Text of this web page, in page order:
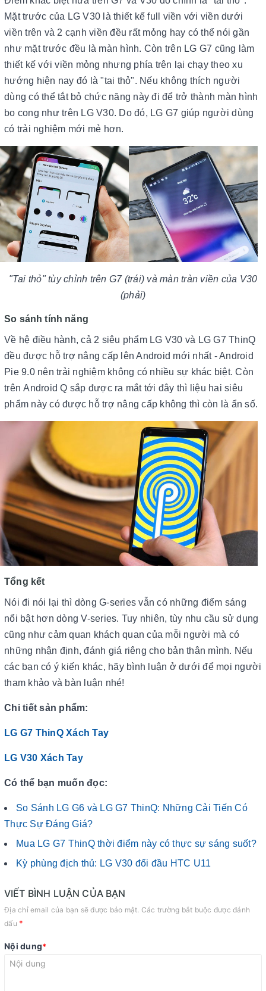
Mặt trước của LG V30 là thiết kế full viền với viền dưới
viền trên và 2 cạnh viền đều rất mỏng hay có thể nói gần
như mặt trước đều là màn hình. Còn trên LG G7 cũng làm
thiết kế với viền mỏng nhưng phía trên lại chạy theo xu
hướng hiện nay đó là "tai thỏ". Nếu không thích người
dùng có thể tắt bỏ chức năng này đi để trở thành màn hình
bo cong như trên LG V30. Do đó, LG G7 giúp người dùng
có trải nghiệm mới mẻ hơn.
"Tai thỏ" tùy chỉnh trên G7 (trái) và màn tràn viền của V30
(phải)
So sánh tính năng
Về hệ điều hành, cả 2 siêu phẩm LG V30 và LG G7 ThinQ
đều được hỗ trợ nâng cấp lên Android mới nhất - Android
Pie 9.0 nên trải nghiệm không có nhiều sự khác biệt. Còn
trên Android Q sắp được ra mắt tới đây thì liệu hai siêu
phẩm này có được hỗ trợ nâng cấp không thì còn là ẩn số.
Tổng kết
Nói đi nói lại thì dòng G-series vẫn có những điểm sáng
nổi bật hơn dòng V-series. Tuy nhiên, tùy nhu cầu sử dụng
cũng như cảm quan khách quan của mỗi người mà có
những nhận định, đánh giá riêng cho bản thân mình. Nếu
các bạn có ý kiến khác, hãy bình luận ở dưới để mọi người
tham khảo và bàn luận nhé!
Chi tiết sản phẩm:
LG G7 ThinQ Xách Tay
LG V30 Xách Tay
Có thể bạn muốn đọc:
So Sánh LG G6 và LG G7 ThinQ: Những Cải Tiến Có
Thực Sự Đáng Giá?
Mua LG G7 ThinQ thời điểm này có thực sự sáng suốt?
Kỳ phùng địch thủ: LG V30 đối đầu HTC U11
VIẾT BÌNH LUẬN CỦA BẠN
Địa chỉ email của bạn sẽ được bảo mật. Các trường bắt buộc được đánh
dấu *
Nội dung*